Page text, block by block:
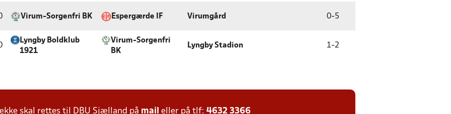
Virum-Sorgenfri BK Espergærde IF Virumgård 0-5
Lyngby Boldklub
1921
Virum-Sorgenfri
BK
Lyngby Stadion 1-2
skal rettes til DBU Sjælland på mail eller på tlf: 4632 3366